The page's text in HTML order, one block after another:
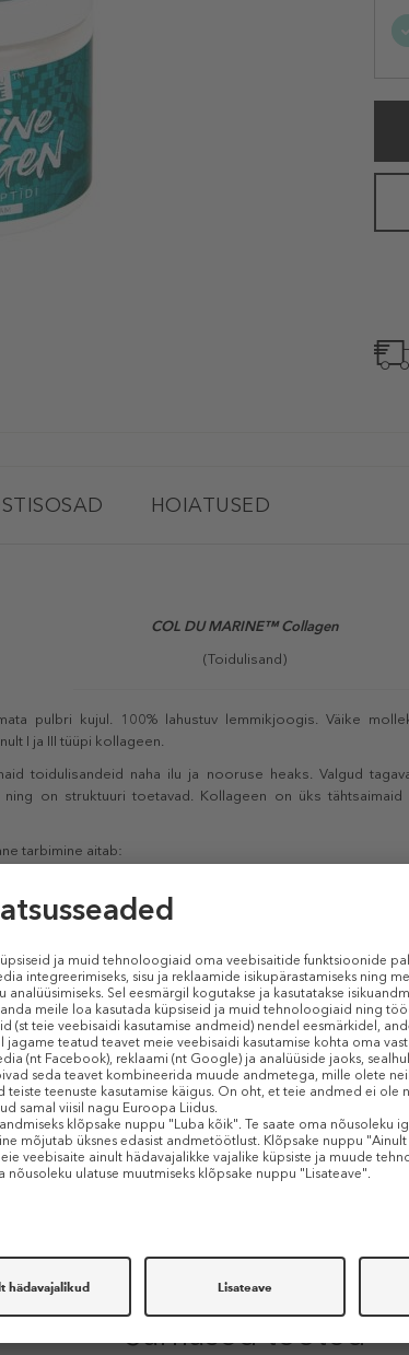
HOIATUSED
COL DU MARINE™ Collagen
(Toidulisand)
pulbri kujul. 100% lahustuv lemmikjoogis. Väike
I ja III tüüpi kollageen.
toidulisandeid naha ilu ja nooruse heaks. Valgud
ning on struktuuri toetavad. Kollageen on üks
tarbimine aitab:
paksemaks ja anda neile läiget, takistada juuste
stressi all);
siseorganite üldseisundit;
kogust. Toidulisandit mitte kasutada mitmekesise
tervislikku elustiili. Hoida lastele kättesaamatus
haigust, tuleb enne toote manustamist pidada nõu arstiga.
Sarnased tooted